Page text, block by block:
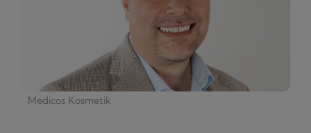
Medicos Kosmetik